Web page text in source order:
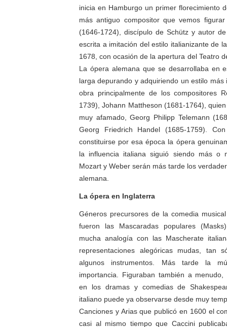
inicia en Hamburgo un primer florecimiento
más antiguo compositor que vemos
(1646-1724), discípulo de Schütz y autor
escrita a imitación del estilo italianizante de
1678, con ocasión de la apertura del Teatro
La ópera alemana que se desarrollaba en
larga depurando y adquiriendo un estilo más
obra principalmente de los compositores
1739), Johann Mattheson (1681-1764),
muy afamado, Georg Philipp Telemann
Georg Friedrich Handel (1685-1759).
constituirse por esa época la ópera
la influencia italiana siguió siendo más o
Mozart y Weber serán más tarde los
alemana.
La ópera en Inglaterra
Géneros precursores de la comedia
fueron las Mascaradas populares
mucha analogía con las Mascherate
representaciones alegóricas mudas, tan
algunos instrumentos. Más tarde la
importancia. Figuraban también a menudo,
en los dramas y comedias de
italiano puede ya observarse desde muy
Canciones y Arias que publicó en 1600 el
casi al mismo tiempo que Caccini